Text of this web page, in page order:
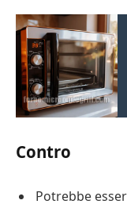
Contro
Potrebbe